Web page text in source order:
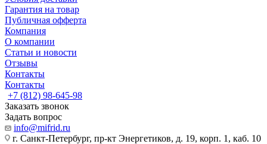
Гарантия на товар
Публичная офферта
Компания
О компании
Статьи и новости
Отзывы
Контакты
Контакты
+7 (812) 98-645-98
Заказать звонок
Задать вопрос
info@mifrid.ru
г. Санкт-Петербург, пр-кт Энергетиков, д. 19, корп. 1, каб. 10